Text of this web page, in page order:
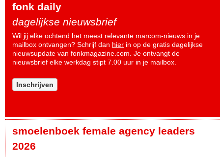
fonk daily
dagelijkse nieuwsbrief
Wil jij elke ochtend het meest relevante marcom-nieuws in je
mailbox ontvangen? Schrijf dan hier in op de gratis dagelijkse
nieuwsupdate van fonkmagazine.com. Je ontvangt de
nieuwsbrief elke werkdag stipt 7.00 uur in je mailbox.
Inschrijven
smoelenboek female agency leaders
2026